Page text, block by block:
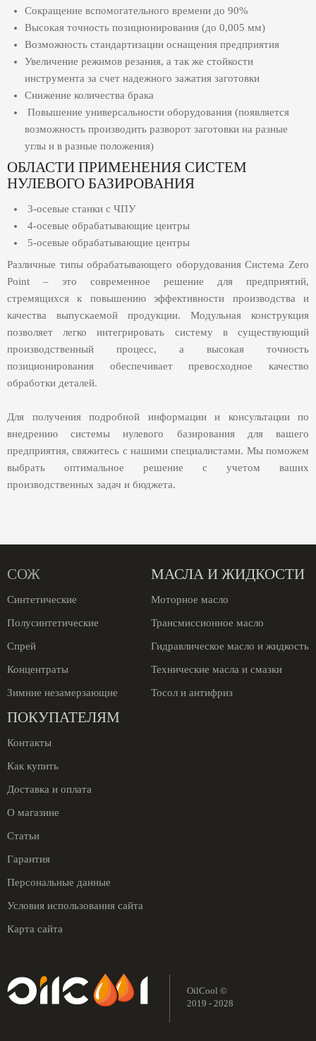
Сокращение вспомогательного времени до 90%
Высокая точность позиционирования (до 0,005 мм)
Возможность стандартизации оснащения предприятия
Увеличение режимов резания, а так же стойкости
инструмента за счет надежного зажатия заготовки
Снижение количества брака
Повышение универсальности оборудования (появляется
возможность производить разворот заготовки на разные
углы и в разные положения)
ОБЛАСТИ ПРИМЕНЕНИЯ СИСТЕМ
НУЛЕВОГО БАЗИРОВАНИЯ
3-осевые станки с ЧПУ
4-осевые обрабатывающие центры
5-осевые обрабатывающие центры
Различные типы обрабатывающего оборудования Система Zero
Point – это современное решение для предприятий,
стремящихся к повышению эффективности производства и
качества выпускаемой продукции. Модульная конструкция
позволяет легко интегрировать систему в существующий
производственный процесс, а высокая точность
позиционирования обеспечивает превосходное качество
обработки деталей.
Для получения подробной информации и консультации по
внедрению системы нулевого базирования для вашего
предприятия, свяжитесь с нашими специалистами. Мы поможем
выбрать оптимальное решение с учетом ваших
производственных задач и бюджета.
СОЖ
Синтетические
Полусинтетические
Спрей
Концентраты
Зимние незамерзающие
МАСЛА И ЖИДКОСТИ
Моторное масло
Трансмиссионное масло
Гидравлическое масло и жидкость
Технические масла и смазки
Тосол и антифриз
ПОКУПАТЕЛЯМ
Контакты
Как купить
Доставка и оплата
О магазине
Статьи
Гарантия
Персональные данные
Условия использования сайта
Карта сайта
OilCool ©
2019 - 2028